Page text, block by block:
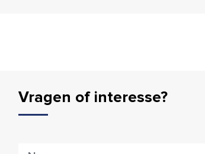
Vragen of interesse?